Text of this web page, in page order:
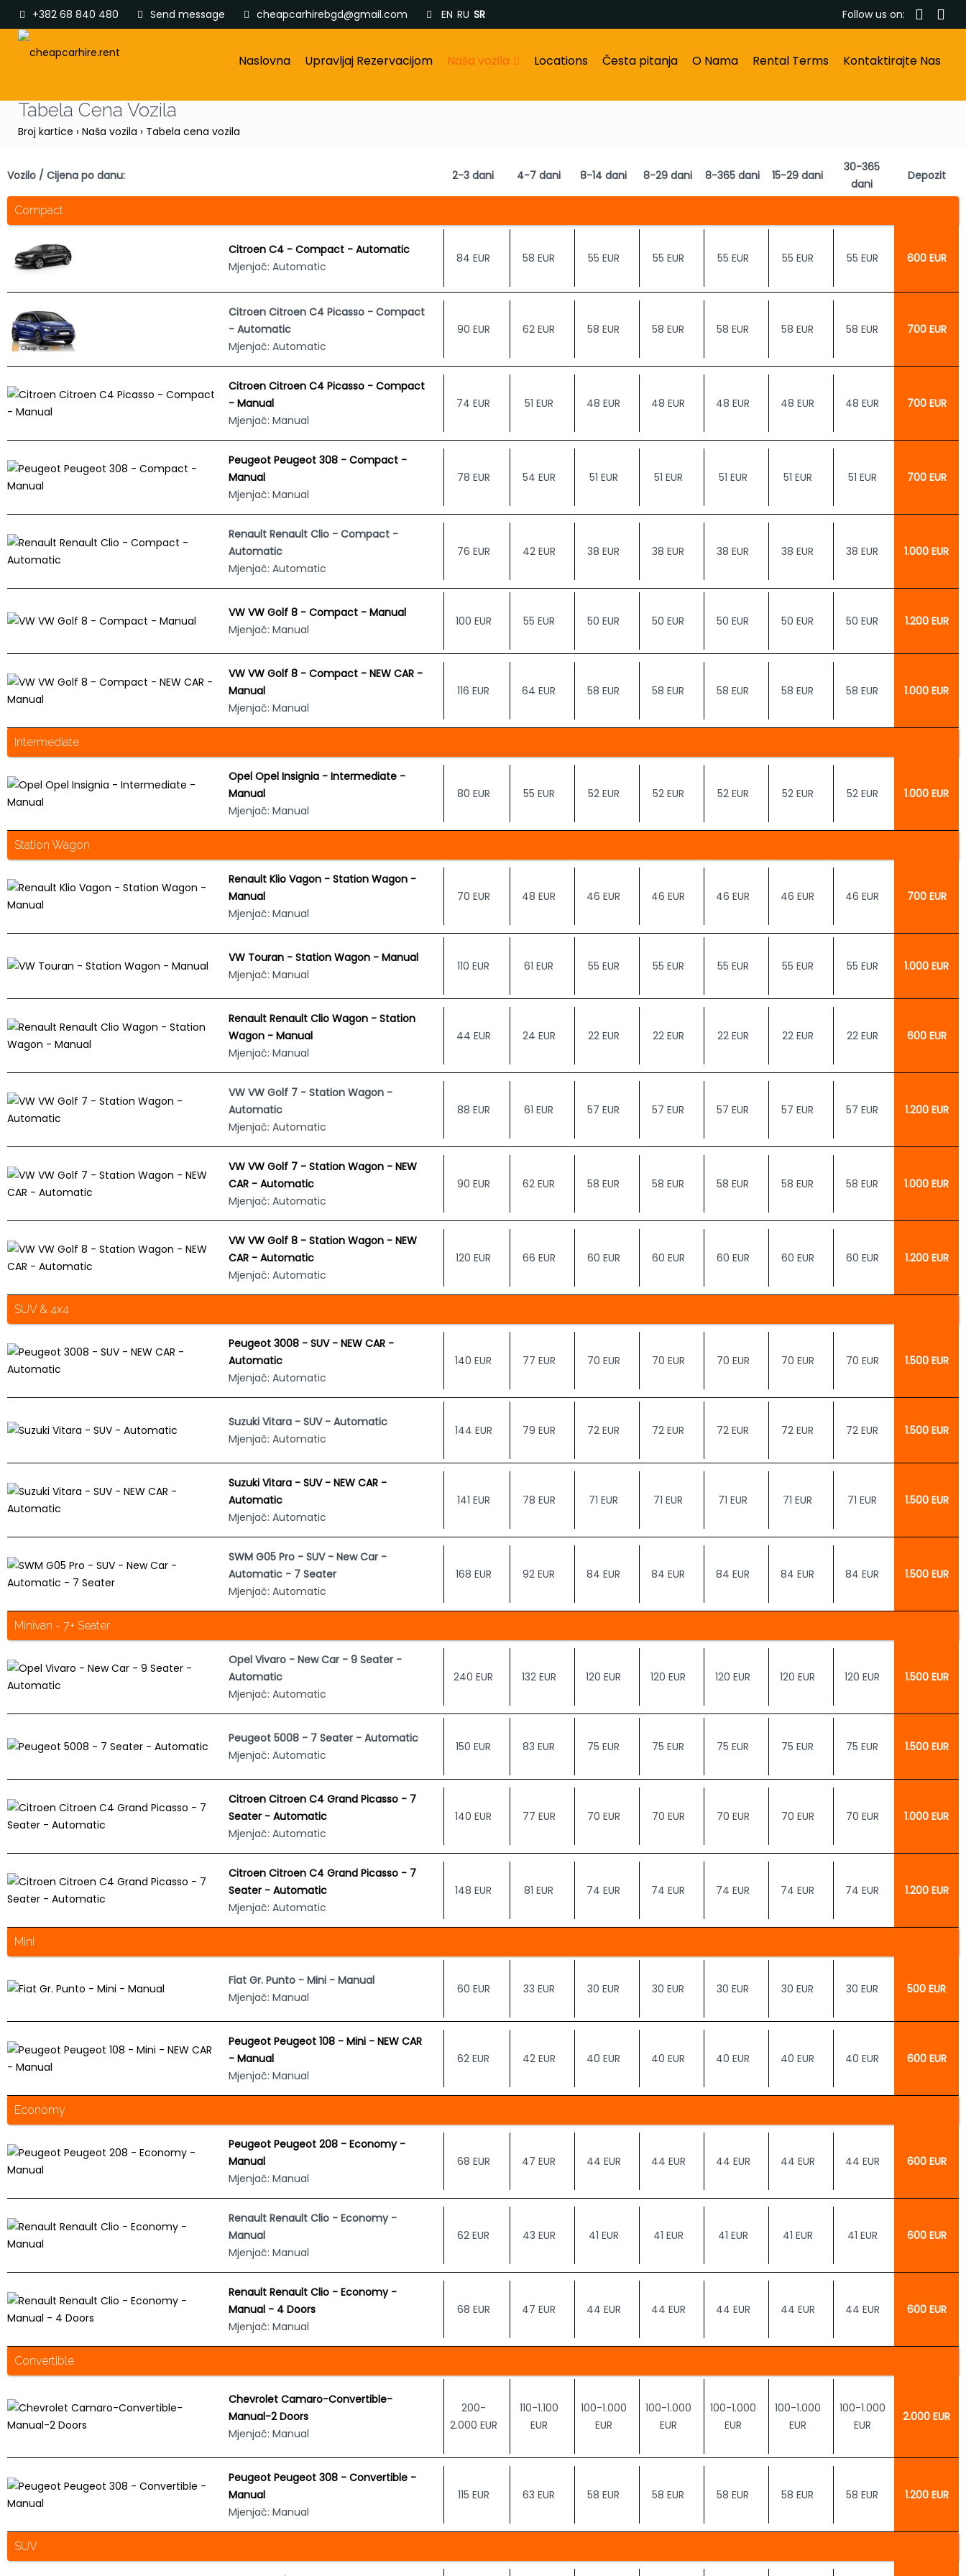
+382 68 840 480 Send message cheapcarhirebgd@gmail.com EN RU SR Follow us on:
Naslovna Upravljaj Rezervacijom Naša vozila Locations Česta pitanja O Nama Rental Terms Kontaktirajte Nas
Tabela Cena Vozila
Broj kartice › Naša vozila › Tabela cena vozila
Vozilo / Cijena po danu: 2-3 dani 4-7 dani 8-14 dani 8-29 dani 8-365 dani 15-29 dani
30-365
dani
Depozit
Compact
Citroen C4 - Compact - Automatic
Mjenjač: Automatic
84 EUR 58 EUR 55 EUR 55 EUR 55 EUR 55 EUR 55 EUR 600 EUR
Citroen Citroen C4 Picasso - Compact
- Automatic
Mjenjač: Automatic
90 EUR 62 EUR 58 EUR 58 EUR 58 EUR 58 EUR 58 EUR 700 EUR
Citroen Citroen C4 Picasso - Compact
- Manual
Mjenjač: Manual
74 EUR 51 EUR 48 EUR 48 EUR 48 EUR 48 EUR 48 EUR 700 EUR
Peugeot Peugeot 308 - Compact -
Manual
Mjenjač: Manual
78 EUR 54 EUR 51 EUR 51 EUR 51 EUR 51 EUR 51 EUR 700 EUR
Renault Renault Clio - Compact -
Automatic
Mjenjač: Automatic
76 EUR 42 EUR 38 EUR 38 EUR 38 EUR 38 EUR 38 EUR 1.000 EUR
VW VW Golf 8 - Compact - Manual
Mjenjač: Manual
100 EUR 55 EUR 50 EUR 50 EUR 50 EUR 50 EUR 50 EUR 1.200 EUR
VW VW Golf 8 - Compact - NEW CAR -
Manual
Mjenjač: Manual
116 EUR 64 EUR 58 EUR 58 EUR 58 EUR 58 EUR 58 EUR 1.000 EUR
Intermediate
Opel Opel Insignia - Intermediate -
Manual
Mjenjač: Manual
80 EUR 55 EUR 52 EUR 52 EUR 52 EUR 52 EUR 52 EUR 1.000 EUR
Station Wagon
Renault Klio Vagon - Station Wagon -
Manual
Mjenjač: Manual
70 EUR 48 EUR 46 EUR 46 EUR 46 EUR 46 EUR 46 EUR 700 EUR
VW Touran - Station Wagon - Manual
Mjenjač: Manual
110 EUR 61 EUR 55 EUR 55 EUR 55 EUR 55 EUR 55 EUR 1.000 EUR
Renault Renault Clio Wagon - Station
Wagon - Manual
Mjenjač: Manual
44 EUR 24 EUR 22 EUR 22 EUR 22 EUR 22 EUR 22 EUR 600 EUR
VW VW Golf 7 - Station Wagon -
Automatic
Mjenjač: Automatic
88 EUR 61 EUR 57 EUR 57 EUR 57 EUR 57 EUR 57 EUR 1.200 EUR
VW VW Golf 7 - Station Wagon - NEW
CAR - Automatic
Mjenjač: Automatic
90 EUR 62 EUR 58 EUR 58 EUR 58 EUR 58 EUR 58 EUR 1.000 EUR
VW VW Golf 8 - Station Wagon - NEW
CAR - Automatic
Mjenjač: Automatic
120 EUR 66 EUR 60 EUR 60 EUR 60 EUR 60 EUR 60 EUR 1.200 EUR
SUV & 4x4
Peugeot 3008 - SUV - NEW CAR -
Automatic
Mjenjač: Automatic
140 EUR 77 EUR 70 EUR 70 EUR 70 EUR 70 EUR 70 EUR 1.500 EUR
Suzuki Vitara - SUV - Automatic
Mjenjač: Automatic
144 EUR 79 EUR 72 EUR 72 EUR 72 EUR 72 EUR 72 EUR 1.500 EUR
Suzuki Vitara - SUV - NEW CAR -
Automatic
Mjenjač: Automatic
141 EUR 78 EUR 71 EUR 71 EUR 71 EUR 71 EUR 71 EUR 1.500 EUR
SWM G05 Pro - SUV - New Car -
Automatic - 7 Seater
Mjenjač: Automatic
168 EUR 92 EUR 84 EUR 84 EUR 84 EUR 84 EUR 84 EUR 1.500 EUR
Minivan - 7+ Seater
Opel Vivaro - New Car - 9 Seater -
Automatic
Mjenjač: Automatic
240 EUR 132 EUR 120 EUR 120 EUR 120 EUR 120 EUR 120 EUR 1.500 EUR
Peugeot 5008 - 7 Seater - Automatic
Mjenjač: Automatic
150 EUR 83 EUR 75 EUR 75 EUR 75 EUR 75 EUR 75 EUR 1.500 EUR
Citroen Citroen C4 Grand Picasso - 7
Seater - Automatic
Mjenjač: Automatic
140 EUR 77 EUR 70 EUR 70 EUR 70 EUR 70 EUR 70 EUR 1.000 EUR
Citroen Citroen C4 Grand Picasso - 7
Seater - Automatic
Mjenjač: Automatic
148 EUR 81 EUR 74 EUR 74 EUR 74 EUR 74 EUR 74 EUR 1.200 EUR
Mini
Fiat Gr. Punto - Mini - Manual
Mjenjač: Manual
60 EUR 33 EUR 30 EUR 30 EUR 30 EUR 30 EUR 30 EUR 500 EUR
Peugeot Peugeot 108 - Mini - NEW CAR
- Manual
Mjenjač: Manual
62 EUR 42 EUR 40 EUR 40 EUR 40 EUR 40 EUR 40 EUR 600 EUR
Economy
Peugeot Peugeot 208 - Economy -
Manual
Mjenjač: Manual
68 EUR 47 EUR 44 EUR 44 EUR 44 EUR 44 EUR 44 EUR 600 EUR
Renault Renault Clio - Economy -
Manual
Mjenjač: Manual
62 EUR 43 EUR 41 EUR 41 EUR 41 EUR 41 EUR 41 EUR 600 EUR
Renault Renault Clio - Economy -
Manual - 4 Doors
Mjenjač: Manual
68 EUR 47 EUR 44 EUR 44 EUR 44 EUR 44 EUR 44 EUR 600 EUR
Convertible
Chevrolet Camaro-Convertible-
Manual-2 Doors
Mjenjač: Manual
200-
2.000 EUR
110-1.100
EUR
100-1.000
EUR
100-1.000
EUR
100-1.000
EUR
100-1.000
EUR
100-1.000
EUR
2.000 EUR
Peugeot Peugeot 308 - Convertible -
Manual
Mjenjač: Manual
115 EUR 63 EUR 58 EUR 58 EUR 58 EUR 58 EUR 58 EUR 1.200 EUR
SUV